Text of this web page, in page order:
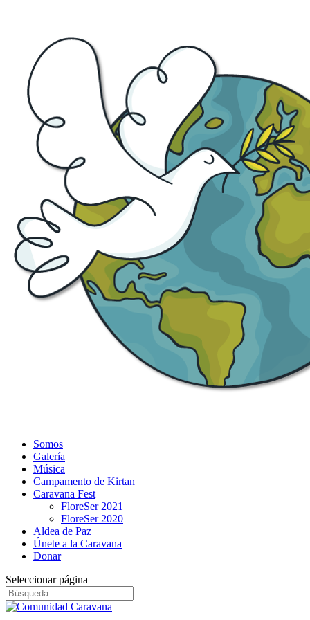
Somos
Galería
Música
Campamento de Kirtan
Caravana Fest
FloreSer 2021
FloreSer 2020
Aldea de Paz
Únete a la Caravana
Donar
Seleccionar página